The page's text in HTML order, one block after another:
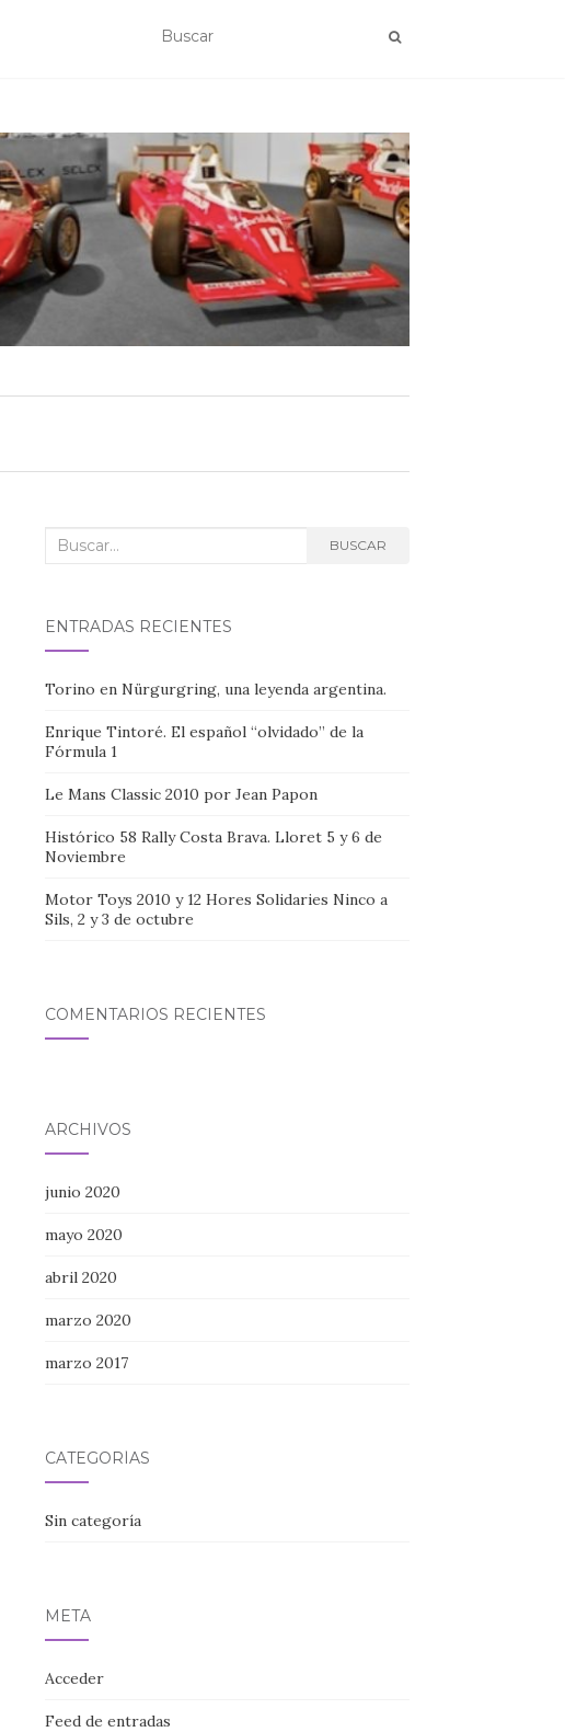
Buscar: BUSCAR
ENTRADAS RECIENTES
Torino en Nürgurgring, una leyenda argentina.
Enrique Tintoré. El español “olvidado” de la
Fórmula 1
Le Mans Classic 2010 por Jean Papon
Histórico 58 Rally Costa Brava. Lloret 5 y 6 de
Noviembre
Motor Toys 2010 y 12 Hores Solidaries Ninco a
Sils, 2 y 3 de octubre
COMENTARIOS RECIENTES
ARCHIVOS
junio 2020
mayo 2020
abril 2020
marzo 2020
marzo 2017
CATEGORÍAS
Sin categoría
META
Acceder
Feed de entradas